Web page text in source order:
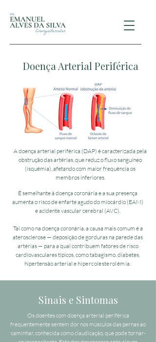
Doença Arterial Periférica
A doença arterial periférica (DAP) é caracterizada pela
obstrução das artérias, que reduz o fluxo sanguíneo
(isquémia), afetando com maior frequência os
membros inferiores.
É semelhante à doença coronária e a sua presença
aumenta o risco de enfarte agudo do miocárdio (EAM)
e acidente vascular cerebral (AVC).
Tal como na doença coronária, a causa mais comum é a
aterosclerose — deposição de gorduras na parede das
artérias — para a qual contribuem fatores de risco
cardiovasculares típicos, como tabagismo, diabetes,
hipertensão arterial e hipercolesterolémia.
Sinais e Sintomas
Os doentes com doença arterial periférica
frequentemente sentem dor nos músculos das pernas ao
caminhar, conhecida como claudicação, que pode tornar-